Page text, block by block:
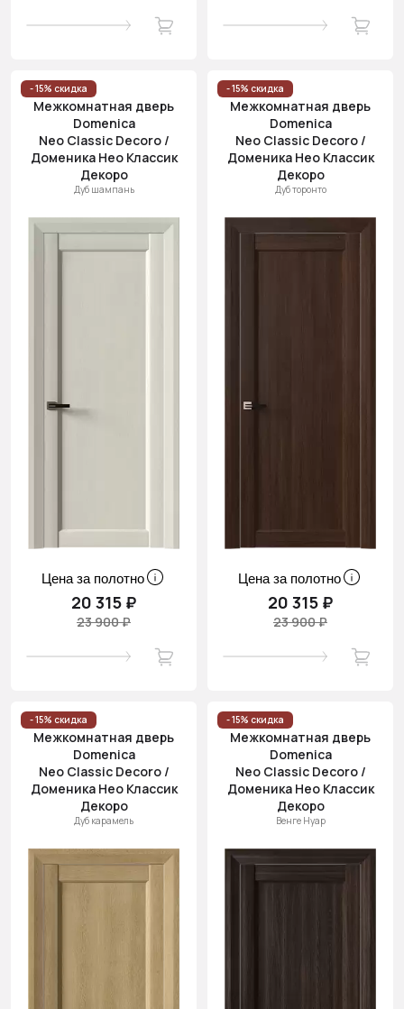
- 15% скидка
Межкомнатная дверь
Domenica
Neo Classic Decoro /
Доменика Нео Классик
Декоро
Дуб шампань
Цена за полотно
20 315 ₽
23 900 ₽
- 15% скидка
Межкомнатная дверь
Domenica
Neo Classic Decoro /
Доменика Нео Классик
Декоро
Дуб торонто
Цена за полотно
20 315 ₽
23 900 ₽
- 15% скидка
Межкомнатная дверь
Domenica
Neo Classic Decoro /
Доменика Нео Классик
Декоро
Дуб карамель
- 15% скидка
Межкомнатная дверь
Domenica
Neo Classic Decoro /
Доменика Нео Классик
Декоро
Венге Нуар